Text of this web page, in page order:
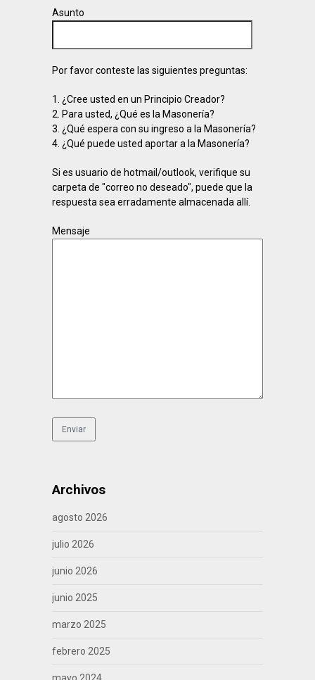
Asunto
Por favor conteste las siguientes preguntas:
1. ¿Cree usted en un Principio Creador?
2. Para usted, ¿Qué es la Masonería?
3. ¿Qué espera con su ingreso a la Masonería?
4. ¿Qué puede usted aportar a la Masonería?
Si es usuario de hotmail/outlook, verifique su
carpeta de "correo no deseado", puede que la
respuesta sea erradamente almacenada allí.
Mensaje
Archivos
agosto 2026
julio 2026
junio 2026
junio 2025
marzo 2025
febrero 2025